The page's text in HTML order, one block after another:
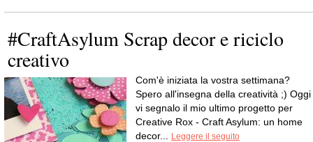
#CraftAsylum Scrap decor e riciclo
creativo
Com'è iniziata la vostra settimana?
Spero all'insegna della creatività ;) Oggi
vi segnalo il mio ultimo progetto per
Creative Rox - Craft Asylum: un home
decor...
Leggere il seguito